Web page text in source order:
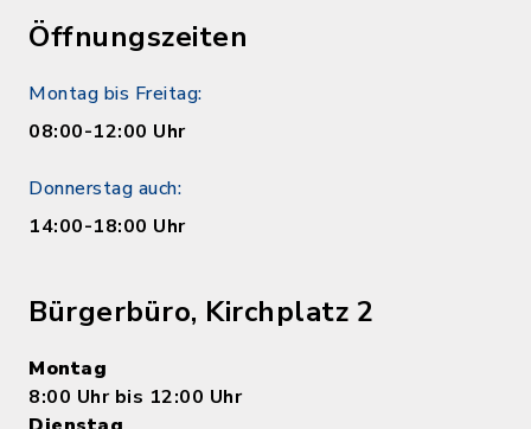
Öffnungszeiten
Montag bis Freitag:
08:00-12:00 Uhr
Donnerstag auch:
14:00-18:00 Uhr
Bürgerbüro, Kirchplatz 2
Montag
8:00 Uhr bis 12:00 Uhr